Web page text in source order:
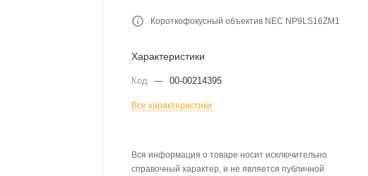
Короткофокусный объектив NEC NP9LS16ZM1
Характеристики
Код — 00-00214395
Все характеристики
Вся информация о товаре носит исключительно
справочный характер, и не является публичной